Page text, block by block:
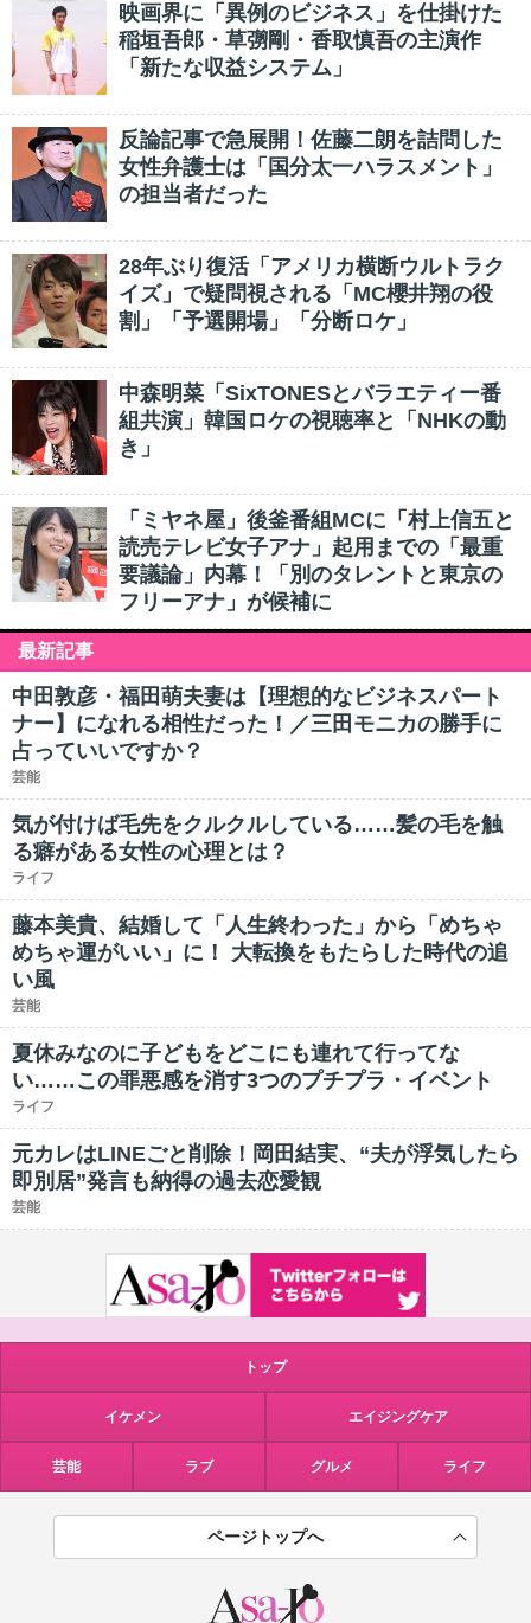
映画界に「異例のビジネス」を仕掛けた
稲垣吾郎・草彅剛・香取慎吾の主演作
「新たな収益システム」
反論記事で急展開！佐藤二朗を詰問した
女性弁護士は「国分太一ハラスメント」
の担当者だった
28年ぶり復活「アメリカ横断ウルトラク
イズ」で疑問視される「MC櫻井翔の役
割」「予選開場」「分断ロケ」
中森明菜「SixTONESとバラエティー番
組共演」韓国ロケの視聴率と「NHKの動
き」
「ミヤネ屋」後釜番組MCに「村上信五と
読売テレビ女子アナ」起用までの「最重
要議論」内幕！「別のタレントと東京の
フリーアナ」が候補に
最新記事
中田敦彦・福田萌夫妻は【理想的なビジネスパート
ナー】になれる相性だった！／三田モニカの勝手に
占っていいですか？
芸能
気が付けば毛先をクルクルしている……髪の毛を触
る癖がある女性の心理とは？
ライフ
藤本美貴、結婚して「人生終わった」から「めちゃ
めちゃ運がいい」に！ 大転換をもたらした時代の追
い風
芸能
夏休みなのに子どもをどこにも連れて行ってな
い……この罪悪感を消す3つのプチプラ・イベント
ライフ
元カレはLINEごと削除！岡田結実、“夫が浮気したら
即別居”発言も納得の過去恋愛観
芸能
トップ
イケメン エイジングケア
芸能 ラブ グルメ ライフ
ページトップへ